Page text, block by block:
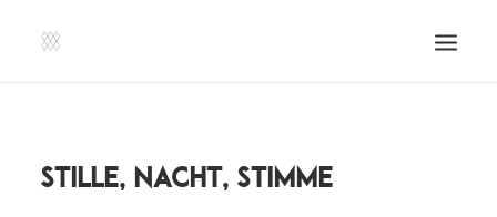
EINSENDEN!
Stille, Nacht, Stimme